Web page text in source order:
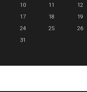
10
11 12
17
18 19
24
25 26
31